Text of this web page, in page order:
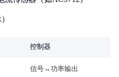
控制器
信号→功率输出